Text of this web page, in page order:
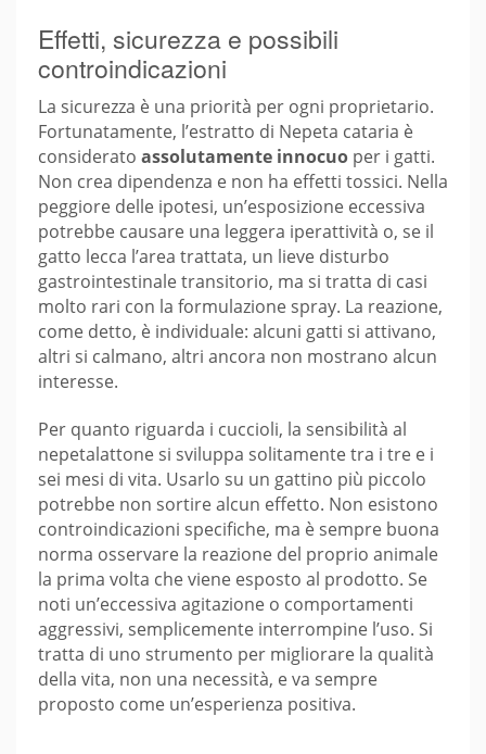
Effetti, sicurezza e possibili
controindicazioni
La sicurezza è una priorità per ogni proprietario.
Fortunatamente, l’estratto di Nepeta cataria è
considerato assolutamente innocuo per i gatti.
Non crea dipendenza e non ha effetti tossici. Nella
peggiore delle ipotesi, un’esposizione eccessiva
potrebbe causare una leggera iperattività o, se il
gatto lecca l’area trattata, un lieve disturbo
gastrointestinale transitorio, ma si tratta di casi
molto rari con la formulazione spray. La reazione,
come detto, è individuale: alcuni gatti si attivano,
altri si calmano, altri ancora non mostrano alcun
interesse.
Per quanto riguarda i cuccioli, la sensibilità al
nepetalattone si sviluppa solitamente tra i tre e i
sei mesi di vita. Usarlo su un gattino più piccolo
potrebbe non sortire alcun effetto. Non esistono
controindicazioni specifiche, ma è sempre buona
norma osservare la reazione del proprio animale
la prima volta che viene esposto al prodotto. Se
noti un’eccessiva agitazione o comportamenti
aggressivi, semplicemente interrompine l’uso. Si
tratta di uno strumento per migliorare la qualità
della vita, non una necessità, e va sempre
proposto come un’esperienza positiva.